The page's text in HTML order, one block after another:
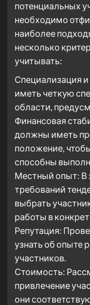
потенциальных
необходимо
наиболее
несколько
учитывать:
Специализация
иметь четкую
области,
Финансовая
должны иметь
положение,
способны
Местный опыт: В
требований
выбрать
работы в
Репутация:
узнать об опыте
участников.
Стоимость:
привлечение
они